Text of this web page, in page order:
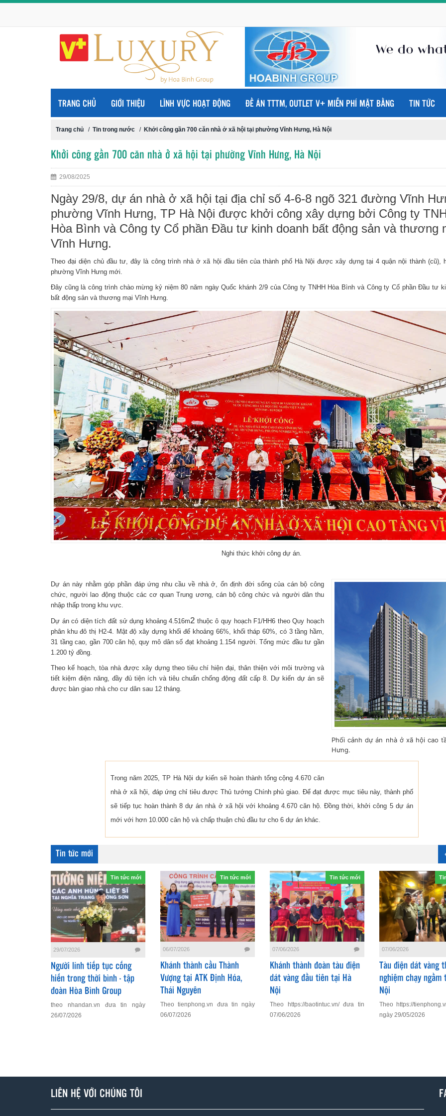
TRANG CHỦ GIỚI THIỆU LĨNH VỰC HOẠT ĐỘNG ĐỀ ÁN TTTM, OUTLET V+ MIỄN PHÍ MẶT BẰNG TIN TỨC
Trang chủ / Tin trong nước / Khởi công gần 700 căn nhà ở xã hội tại phường Vĩnh Hưng, Hà Nội
Khởi công gần 700 căn nhà ở xã hội tại phường Vĩnh Hưng, Hà Nội
29/08/2025
Ngày 29/8, dự án nhà ở xã hội tại địa chỉ số 4-6-8 ngõ 321 đường Vĩnh
phường Vĩnh Hưng, TP Hà Nội được khởi công xây dựng bởi Công ty
Hòa Bình và Công ty Cổ phần Đầu tư kinh doanh bất động sản và thương
Vĩnh Hưng.
Theo đại diện chủ đầu tư, đây là công trình nhà ở xã hội đầu tiên của thành phố Hà Nội được xây dựng tại 4 quận nội thành (cũ),
phường Vĩnh Hưng mới.
Đây cũng là công trình chào mừng kỷ niệm 80 năm ngày Quốc khánh 2/9 của Công ty TNHH Hòa Bình và Công ty Cổ phần Đầu tư
bất động sản và thương mại Vĩnh Hưng.
Nghi thức khởi công dự án.
Phối cảnh dự án nhà ở xã hội cao
Hưng.
Dự án này nhằm góp phần đáp ứng nhu cầu về nhà ở, ổn định đời sống của cán bộ công
chức, người lao động thuộc các cơ quan Trung ương, cán bộ công chức và người dân thu
nhập thấp trong khu vực.
Dự án có diện tích đất sử dụng khoảng 4.516m2 thuộc ô quy hoạch F1/HH6 theo Quy hoạch
phân khu đô thị H2-4. Mật độ xây dựng khối đế khoảng 66%, khối tháp 60%, có 3 tầng hầm,
31 tầng cao, gần 700 căn hộ, quy mô dân số đạt khoảng 1.154 người. Tổng mức đầu tư gần
1.200 tỷ đồng.
Theo kế hoạch, tòa nhà được xây dựng theo tiêu chí hiện đại, thân thiện với môi trường và
tiết kiệm điện năng, đầy đủ tiện ích và tiêu chuẩn chống động đất cấp 8. Dự kiến dự án sẽ
được bàn giao nhà cho cư dân sau 12 tháng.
Trong năm 2025, TP Hà Nội dự kiến sẽ hoàn thành tổng cộng 4.670 căn
nhà ở xã hội, đáp ứng chỉ tiêu được Thủ tướng Chính phủ giao. Để đạt được mục tiêu này, thành phố
sẽ tiếp tục hoàn thành 8 dự án nhà ở xã hội với khoảng 4.670 căn hộ. Đồng thời, khởi công 5 dự án
mới với hơn 10.000 căn hộ và chấp thuận chủ đầu tư cho 6 dự án khác.
Tin tức mới
Tin tức mới
29/07/2026
Người lính tiếp tục cống
hiến trong thời bình - tập
đoàn Hòa Bình Group
theo nhandan.vn đưa tin ngày
26/07/2026
Tin tức mới
06/07/2026
Khánh thành cầu Thành
Vượng tại ATK Định Hóa,
Thái Nguyên
Theo tienphong.vn đưa tin ngày
06/07/2026
Tin tức mới
07/06/2026
Khánh thành đoàn tàu điện
dát vàng đầu tiên tại Hà
Nội
Theo https://baotintuc.vn/ đưa tin
07/06/2026
07/06/2026
Tàu điện dát vàng
nghiệm chạy ngầm
Nội
Theo https://
ngày 29/05/2026
LIÊN HỆ VỚI CHÚNG TÔI